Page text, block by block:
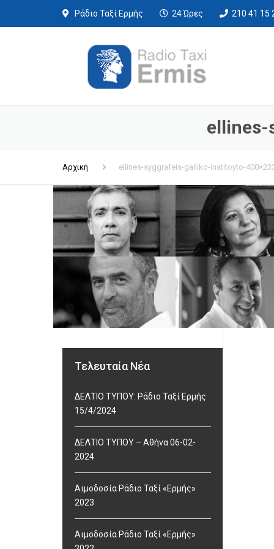
Ράδιο Ταξί Ερμής 24 Ώρες 210 41 15
Αρχική ellines-syggrafeis-galliko-institoyto-
Τελευταία Νέα
ΔΕΛΤΙΟ ΤΥΠΟΥ: Ράδιο Ταξί Ερμής
15/4/2024
ΔΕΛΤΙΟ ΤΥΠΟΥ – Αθήνα 06-02-
2024
Αιμοδοσία Ράδιο Ταξί «Ερμής»
2023
Αιμοδοσία Ράδιο Ταξί «Ερμής»